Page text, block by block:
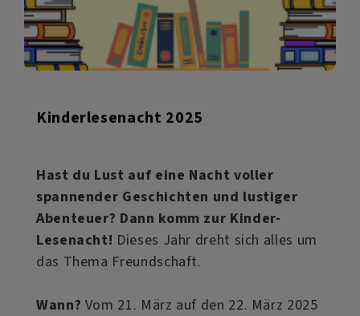
Kinderlesenacht 2025
Hast du Lust auf eine Nacht voller
spannender Geschichten und lustiger
Abenteuer? Dann komm zur Kinder-
Lesenacht! Dieses Jahr dreht sich alles um
das Thema Freundschaft.
Wann? Vom 21. März auf den 22. März 2025